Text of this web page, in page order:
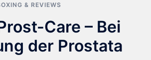
& REVIEWS
Care – Bei
der Prostata